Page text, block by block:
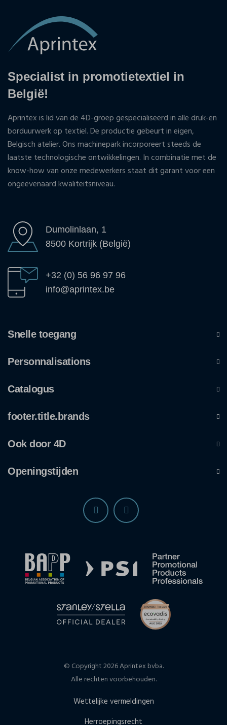
Specialist in promotietextiel in
België!
Aprintex is lid van de 4D-groep gespecialiseerd in alle druk-en
borduurwerk op textiel. De productie gebeurt in eigen,
Belgisch atelier. Ons machinepark incorporeert steeds de
laatste technologische ontwikkelingen. In combinatie met de
know-how van onze medewerkers staat dit garant voor een
ongeëvenaard kwaliteitsniveau.
Dumolinlaan, 1
8500 Kortrijk (België)
+32 (0) 56 96 97 96
info@aprintex.be
Snelle toegang
Personnalisations
Catalogus
footer.title.brands
Ook door 4D
Openingstijden
© Copyright 2026 Aprintex bvba.
Alle rechten voorbehouden.
Wettelijke vermeldingen
Herroepingsrecht